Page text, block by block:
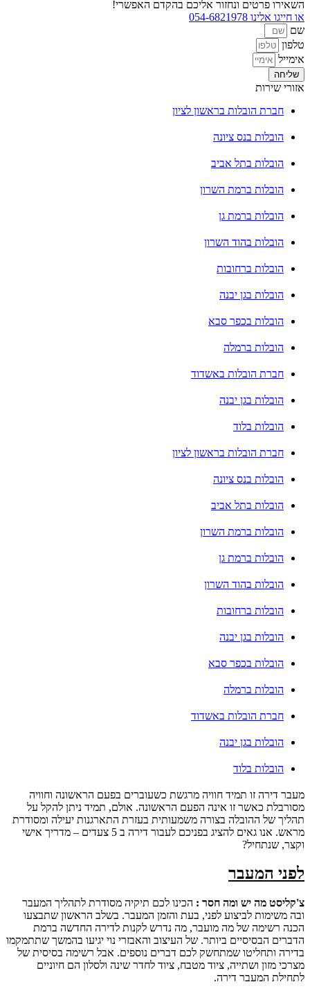
השאירו פרטים ונחזור אליכם בהקדם האפשרי!
או חייגו אלינו 054-6821978
שם
טלפון
אימייל
שליחה
אזורי שירות
חברת הובלות בראשון לציון
הובלות בנס ציונה
הובלות בתל אביב
הובלות ברמת השרון
הובלות ברמת גן
הובלות בהוד השרון
הובלות ברחובות
הובלות בגן יבנה
הובלות בכפר סבא
הובלות ברמלה
חברת הובלות באשדוד
הובלות בגן יבנה
הובלות בלוד
חברת הובלות בראשון לציון
הובלות בנס ציונה
הובלות בתל אביב
הובלות ברמת השרון
הובלות ברמת גן
הובלות בהוד השרון
הובלות ברחובות
הובלות בגן יבנה
הובלות בכפר סבא
הובלות ברמלה
חברת הובלות באשדוד
הובלות בגן יבנה
הובלות בלוד
מעבר דירה זו תמיד חוויה מרגשת כשעוברים בפעם הראשונה וחוויה
מסורבלת כאשר זו אינה הפעם הראשונה. אולם, תמיד ניתן להקל על
תהליך של ההובלה בצורה משמעותית בעזרת התארגנות יעילה ומסודרת
מראש. אנו גאים להציג בפניכם לעבור דירה ב 5 צעדים – מדריך אישי
וקצר, שנתחיל?
לפני המעבר
צ'קליסט מה יש ומה חסר : הכינו לכם תיקיה מסודרת לתהליך המעבר
ובה משימות לביצוע לפני, בעת והזמן המעבר. בשלב הראשון שתבצעו
הכנה רשימה של מה מועבר, מה נדרש לקנות לדירה החדשה ברמת
הדברים הבסיסיים ביותר. של העיצוב והאבזרי נוי יגיעו בהמשך שתתמקמו
בדירה ותחליטו שמתחשק לכם דברים נוספים. אבל רשימה בסיסית של
מצרכי מזון ושתייה, ציוד מטבח, ציוד לחדר שינה ולסלון הם חיוניים
לתחילת המעבר דירה.